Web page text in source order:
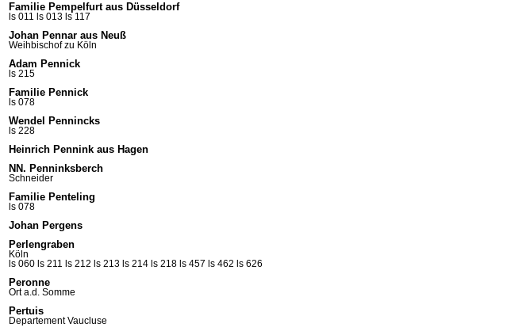
Familie Pempelfurt aus Düsseldorf
ls 011 ls 013 ls 117
Johan Pennar aus Neuß
Weihbischof zu Köln
Adam Pennick
ls 215
Familie Pennick
ls 078
Wendel Pennincks
ls 228
Heinrich Pennink aus Hagen
NN. Penninksberch
Schneider
Familie Penteling
ls 078
Johan Pergens
Perlengraben
Köln
ls 060 ls 211 ls 212 ls 213 ls 214 ls 218 ls 457 ls 462 ls 626
Peronne
Ort a.d. Somme
Pertuis
Departement Vaucluse